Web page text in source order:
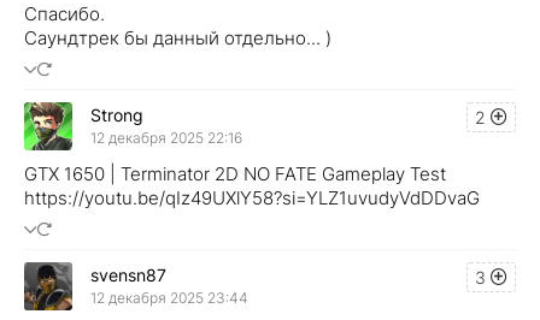
Спасибо.
Саундтрек бы данный отдельно... )
2
Strong
12 декабря 2025 22:16
GTX 1650 | Terminator 2D NO FATE Gameplay Test
https://youtu.be/qIz49UXlY58?si=YLZ1uvudyVdDDvaG
3
svensn87
12 декабря 2025 23:44